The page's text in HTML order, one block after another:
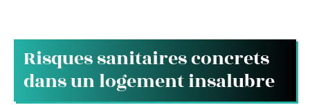
Risques sanitaires concrets
dans un logement insalubre